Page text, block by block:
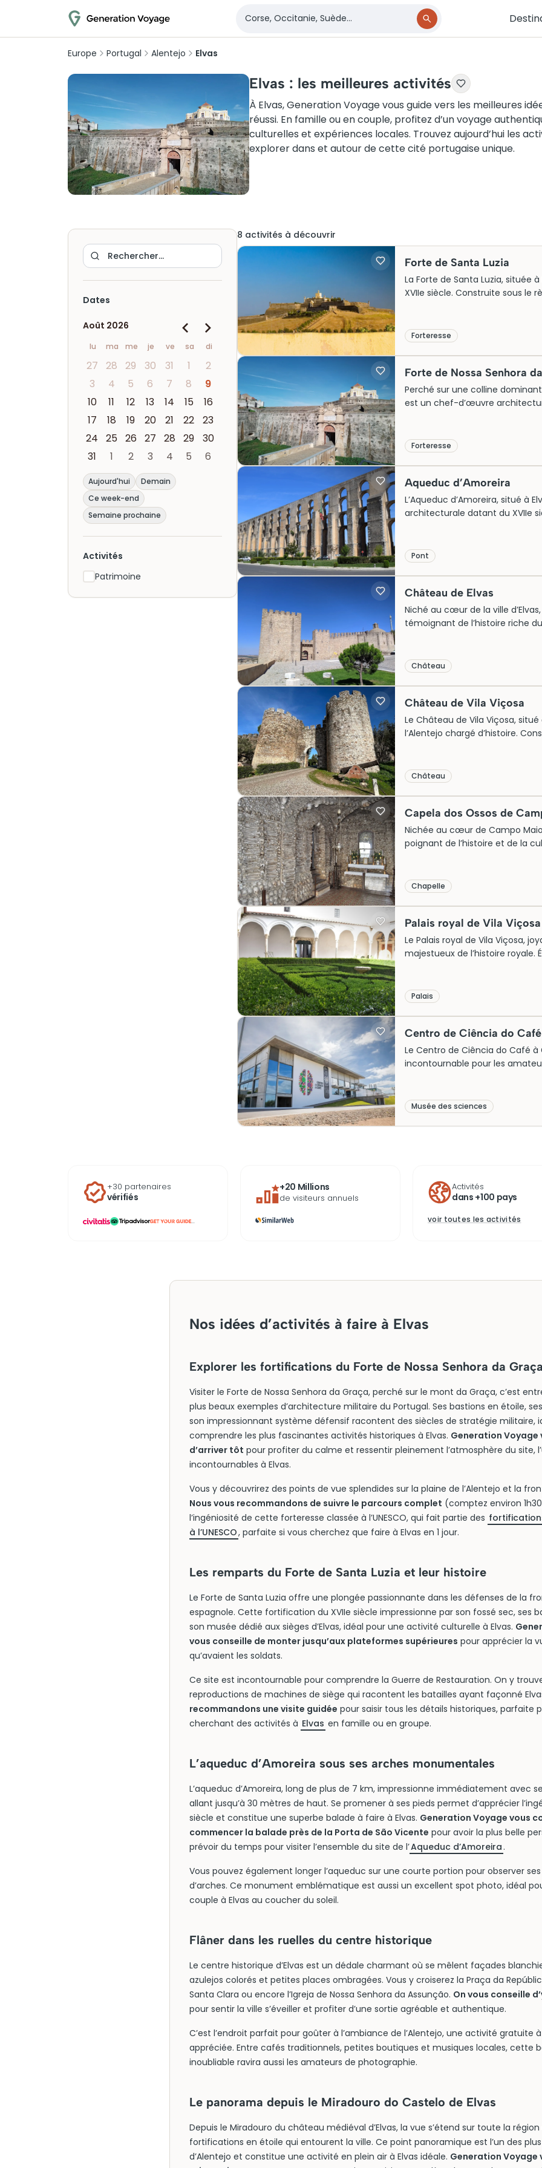
Europe Portugal Alentejo Elvas
Elvas : les meilleures activités
À Elvas, Generation Voyage vous guide vers les meilleures
réussi. En famille ou en couple, profitez d’un voyage
culturelles et expériences locales. Trouvez aujourd’hui les
explorer dans et autour de cette cité portugaise unique.
Dates
Août 2026
lu ma me je ve sa di
27 28 29 30 31 1
2
3
4 5 6 7 8
9
10
11 12 13 14 15
16
17
18 19 20 21 22
23
24
25 26 27 28 29
30
31
1 2 3 4 5 6
Aujourd'hui
Demain
Ce week-end
Semaine prochaine
Activités
Patrimoine
8 activités à découvrir
Forte de Santa Luzia
La Forte de Santa Luzia, située
XVIIe siècle. Construite sous le
l’artillerie de l’époque.
l’histoire tumultueuse de la
la campagne alentour.
Forteresse
Forte de Nossa Senhora
Perché sur une colline
est un chef-d’œuvre
expositions historiques
militaire, ce fort témoigne de
héritage culturel.
Forteresse
Aqueduc d’Amoreira
L’Aqueduc d’Amoreira, situé à
architecturale datant du XVIIe
cet aqueduc est inscrit au
l’importance de l’eau dans le
Pont
Château de Elvas
Niché au cœur de la ville
témoignant de l’histoire riche
remparts et tours, le château
campagne environnante. Les
expérience culinaire unique
Château
Château de Vila Viçosa
Le Château de Vila Viçosa,
l’Alentejo chargé d’histoire.
l’élégance et la puissance
fascinante dans le passé
d’architecture.
Château
Capela dos Ossos de
Nichée au cœur de Campo
poignant de l’histoire et de la
Construite au XVIIIe siècle, elle
À la fois fascinante et
mortalité.
Chapelle
Palais royal de Vila Viçosa
Le Palais royal de Vila Viçosa,
majestueux de l’histoire royale.
Les visites guidées offrent une
noblesse portugaise et
Palais
Centro de Ciência do Café
Le Centro de Ciência do Café
incontournable pour les
contemporaine harmonisée
reliant le passé glorieux du
Un lieu d’apprentissage et de
Musée des sciences
+30 partenaires
vérifiés
...
+20 Millions
de visiteurs annuels
Activités
dans +100 pays
voir toutes les activités
Nos idées d’activités à faire à Elvas
Explorer les fortifications du Forte de Nossa Senhora da Graça
Visiter le Forte de Nossa Senhora da Graça, perché sur le mont da Graça, c’est
plus beaux exemples d’architecture militaire du Portugal. Ses bastions en étoile,
son impressionnant système défensif racontent des siècles de stratégie militaire,
comprendre les plus fascinantes activités historiques à Elvas. Generation Voyage
d’arriver tôt pour profiter du calme et ressentir pleinement l’atmosphère du site,
incontournables à Elvas.
Vous y découvrirez des points de vue splendides sur la plaine de l’Alentejo et la
Nous vous recommandons de suivre le parcours complet (comptez environ
l’ingéniosité de cette forteresse classée à l’UNESCO, qui fait partie des
à l’UNESCO, parfaite si vous cherchez que faire à Elvas en 1 jour.
Les remparts du Forte de Santa Luzia et leur histoire
Le Forte de Santa Luzia offre une plongée passionnante dans les défenses de la
espagnole. Cette fortification du XVIIe siècle impressionne par son fossé sec, ses
son musée dédié aux sièges d’Elvas, idéal pour une activité culturelle à Elvas.
vous conseille de monter jusqu’aux plateformes supérieures pour apprécier la
qu’avaient les soldats.
Ce site est incontournable pour comprendre la Guerre de Restauration. On y
reproductions de machines de siège qui racontent les batailles ayant façonné
recommandons une visite guidée pour saisir tous les détails historiques, parfaite
cherchant des activités à Elvas en famille ou en groupe.
L’aqueduc d’Amoreira sous ses arches monumentales
L’aqueduc d’Amoreira, long de plus de 7 km, impressionne immédiatement avec
allant jusqu’à 30 mètres de haut. Se promener à ses pieds permet d’apprécier
siècle et constitue une superbe balade à faire à Elvas. Generation Voyage vous
commencer la balade près de la Porta de São Vicente pour avoir la plus belle
prévoir du temps pour visiter l’ensemble du site de l’Aqueduc d’Amoreira .
Vous pouvez également longer l’aqueduc sur une courte portion pour observer
d’arches. Ce monument emblématique est aussi un excellent spot photo, idéal
couple à Elvas au coucher du soleil.
Flâner dans les ruelles du centre historique
Le centre historique d’Elvas est un dédale charmant où se mêlent façades
azulejos colorés et petites places ombragées. Vous y croiserez la Praça da
Santa Clara ou encore l’Igreja de Nossa Senhora da Assunção. On vous conseille
pour sentir la ville s’éveiller et profiter d’une sortie agréable et authentique.
C’est l’endroit parfait pour goûter à l’ambiance de l’Alentejo, une activité gratuite à
appréciée. Entre cafés traditionnels, petites boutiques et musiques locales, cette
inoubliable ravira aussi les amateurs de photographie.
Le panorama depuis le Miradouro do Castelo de Elvas
Depuis le Miradouro du château médiéval d’Elvas, la vue s’étend sur toute la
fortifications en étoile qui entourent la ville. Ce point panoramique est l’un des
d’Alentejo et constitue une activité en plein air à Elvas idéale. Generation Voyage